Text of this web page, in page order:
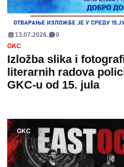
13.07.2026.
0
GKC
Izložba slika i
literarnih radova
GKC-u od 15. jula
GKC